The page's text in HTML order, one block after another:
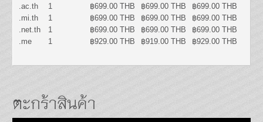
.ac.th
1 ฿699.00 THB ฿699.00 THB
฿699.00 THB
.mi.th
1 ฿699.00 THB ฿699.00 THB
฿699.00 THB
.net.th
1 ฿699.00 THB ฿699.00 THB
฿699.00 THB
.me
1 ฿929.00 THB ฿919.00 THB ฿929.00 THB
ตะกร้าสินค้า